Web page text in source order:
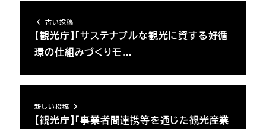
古い投稿
【観光庁】「サステナブルな観光に資する好循
環の仕組みづくりモ…
新しい投稿
【観光庁】「事業者間連携等を通じた観光産業